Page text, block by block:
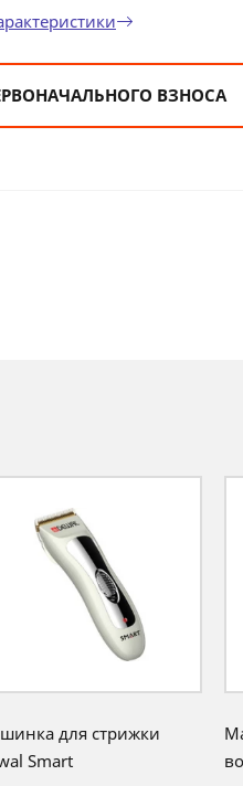
ВЗНОСА
для стрижки
Smart